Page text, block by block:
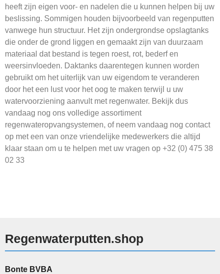
heeft zijn eigen voor- en nadelen die u kunnen helpen bij uw
beslissing. Sommigen houden bijvoorbeeld van regenputten
vanwege hun structuur. Het zijn ondergrondse opslagtanks
die onder de grond liggen en gemaakt zijn van duurzaam
materiaal dat bestand is tegen roest, rot, bederf en
weersinvloeden. Daktanks daarentegen kunnen worden
gebruikt om het uiterlijk van uw eigendom te veranderen
door het een lust voor het oog te maken terwijl u uw
watervoorziening aanvult met regenwater. Bekijk dus
vandaag nog ons volledige assortiment
regenwateropvangsystemen, of neem vandaag nog contact
op met een van onze vriendelijke medewerkers die altijd
klaar staan om u te helpen met uw vragen op +32 (0) 475 38
02 33
Regenwaterputten.shop
Bonte BVBA